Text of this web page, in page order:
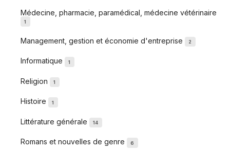
Médecine, pharmacie, paramédical, médecine vétérinaire
1
Management, gestion et économie d'entreprise 2
Informatique 1
Religion 1
Histoire 1
Littérature générale 14
Romans et nouvelles de genre 6